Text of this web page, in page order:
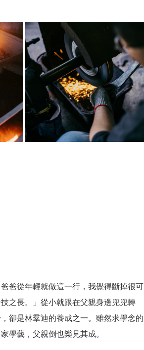
爸從年輕就做這一行，我覺得斷掉很可
之長。」從小就跟在父親身邊兜兜轉
卻是林羣迪的養成之一。雖然求學念的
學藝，父親倒也樂見其成。